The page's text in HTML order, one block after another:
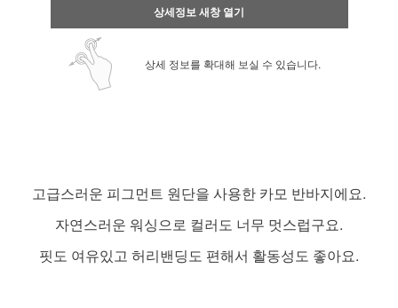
상세정보 새창 열기
상세 정보를 확대해 보실 수 있습니다.
고급스러운 피그먼트 원단을 사용한 카모 반바지에요.
자연스러운 워싱으로 컬러도 너무 멋스럽구요.
핏도 여유있고 허리밴딩도 편해서 활동성도 좋아요.